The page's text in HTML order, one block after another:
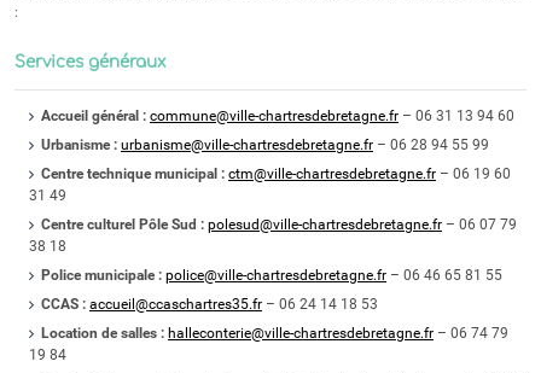
:
Services généraux
Accueil général : commune@ville-chartresdebretagne.fr – 06 31 13 94 60
Urbanisme : urbanisme@ville-chartresdebretagne.fr – 06 28 94 55 99
Centre technique municipal : ctm@ville-chartresdebretagne.fr – 06 19 60
31 49
Centre culturel Pôle Sud : polesud@ville-chartresdebretagne.fr – 06 07 79
38 18
Police municipale : police@ville-chartresdebretagne.fr – 06 46 65 81 55
CCAS : accueil@ccaschartres35.fr – 06 24 14 18 53
Location de salles : halleconterie@ville-chartresdebretagne.fr – 06 74 79
19 84